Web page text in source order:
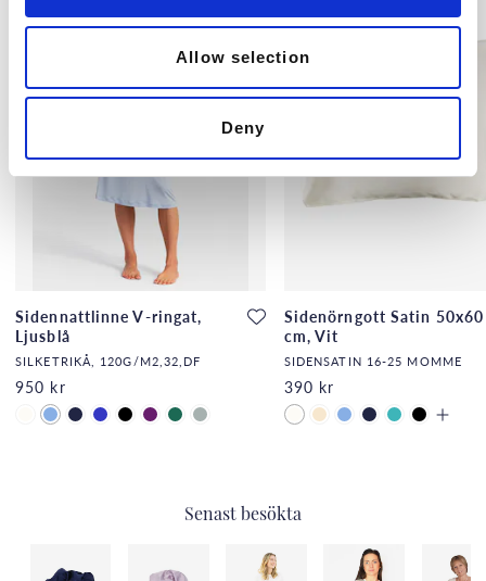
Allow selection
Deny
Sidennattlinne V-ringat,
Ljusblå
SILKETRIKÅ, 120G/M2,32,DF
950 kr
Sidenörngott Satin 50x60
cm, Vit
SIDENSATIN 16-25 MOMME
390 kr
Senast besökta